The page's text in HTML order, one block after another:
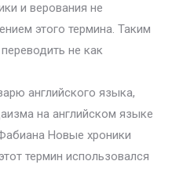
и верования не
этого термина. Таким
не как
английского языка,
на английском языке
Новые хроники
термин использовался